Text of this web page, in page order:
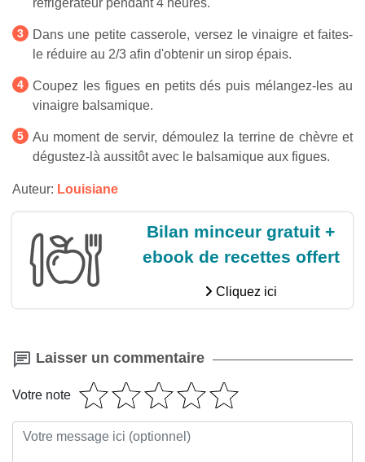
réfrigérateur pendant 4 heures.
Dans une petite casserole, versez le vinaigre et faites-
le réduire au 2/3 afin d'obtenir un sirop épais.
Coupez les figues en petits dés puis mélangez-les au
vinaigre balsamique.
Au moment de servir, démoulez la terrine de chèvre et
dégustez-là aussitôt avec le balsamique aux figues.
Auteur: Louisiane
Bilan minceur gratuit +
ebook de recettes offert
Cliquez ici
Laisser un commentaire
Votre note